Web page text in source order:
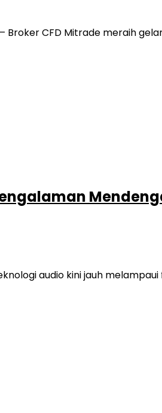
Broker CFD Mitrade meraih
audio kini jauh